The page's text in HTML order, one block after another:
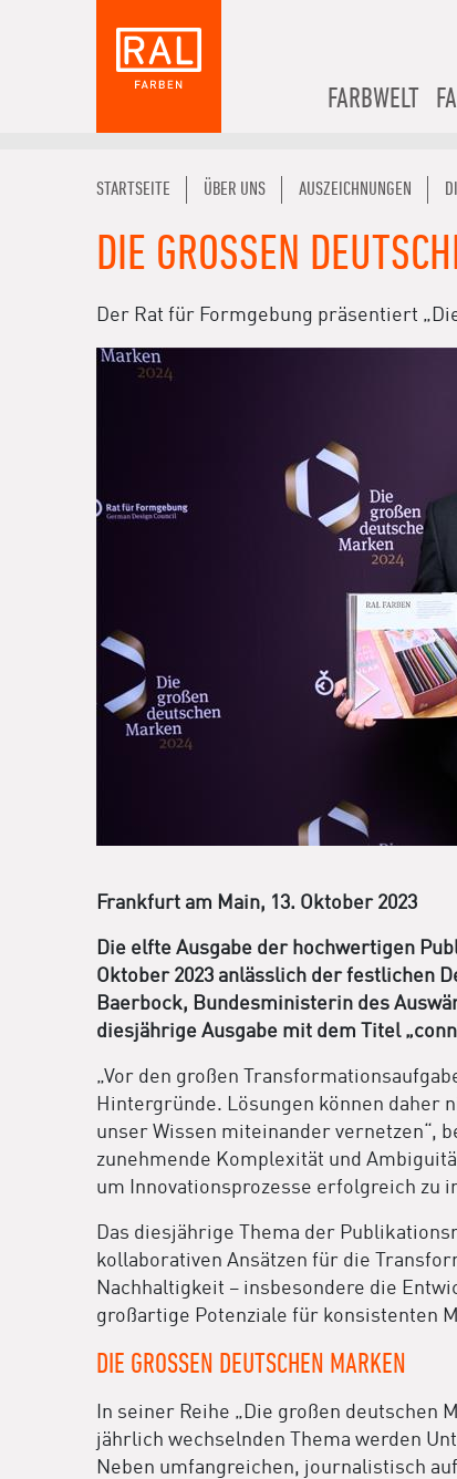
FARBWELT
STARTSEITE ÜBER UNS AUSZEICHNUNGEN
DIE GROSSEN
Der Rat für Formgebung präsentiert
Frankfurt am Main, 13. Oktober 2023
Die elfte Ausgabe der hochwertigen
Oktober 2023 anlässlich der festlichen
Baerbock, Bundesministerin des
diesjährige Ausgabe mit dem Titel
„Vor den großen
Hintergründe. Lösungen können daher
unser Wissen miteinander vernetzen“,
zunehmende Komplexität und
um Innovationsprozesse erfolgreich zu
Das diesjährige Thema der
kollaborativen Ansätzen für die
Nachhaltigkeit – insbesondere die
großartige Potenziale für konsistenten
DIE GROSSEN DEUTSCHEN MARKEN
In seiner Reihe „Die großen
jährlich wechselnden Thema werden
Neben umfangreichen, journalistisch